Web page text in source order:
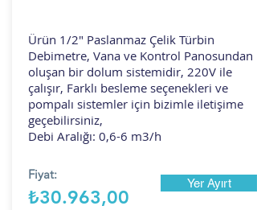
Ürün 1/2" Paslanmaz Çelik Türbin
Debimetre, Vana ve Kontrol Panosundan
oluşan bir dolum sistemidir, 220V ile
çalışır, Farklı besleme seçenekleri ve
pompalı sistemler için bizimle iletişime
geçebilirsiniz,
Debi Aralığı: 0,6-6 m3/h
Fiyat:
₺30.963,00
Yer Ayırt